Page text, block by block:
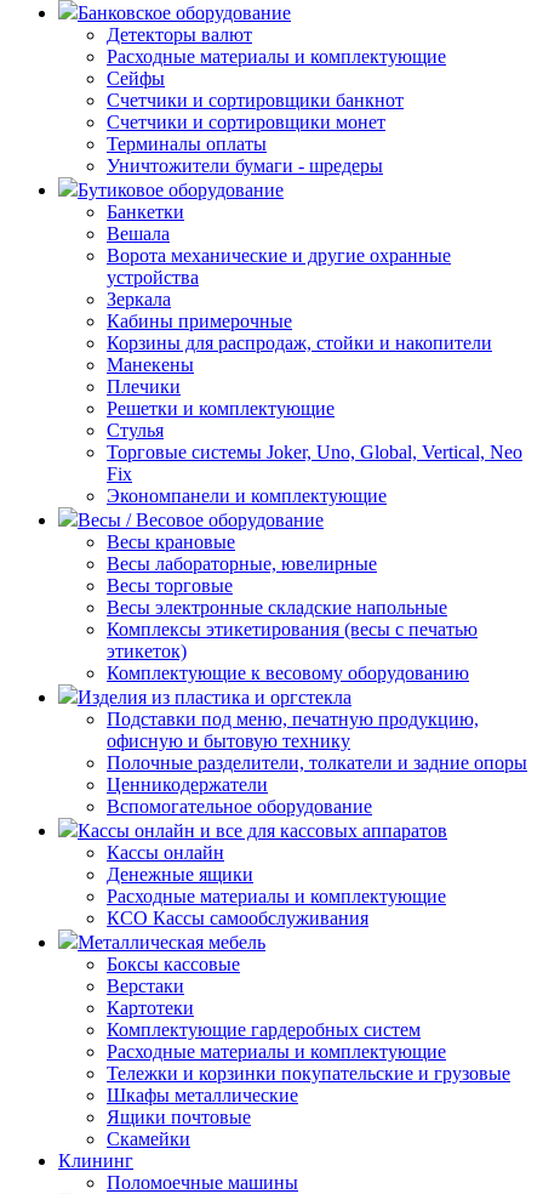
Банковское оборудование
Детекторы валют
Расходные материалы и комплектующие
Сейфы
Счетчики и сортировщики банкнот
Счетчики и сортировщики монет
Терминалы оплаты
Уничтожители бумаги - шредеры
Бутиковое оборудование
Банкетки
Вешала
Ворота механические и другие охранные
устройства
Зеркала
Кабины примерочные
Корзины для распродаж, стойки и накопители
Манекены
Плечики
Решетки и комплектующие
Стулья
Торговые системы Joker, Uno, Global, Vertical, Neo
Fix
Экономпанели и комплектующие
Весы / Весовое оборудование
Весы крановые
Весы лабораторные, ювелирные
Весы торговые
Весы электронные складские напольные
Комплексы этикетирования (весы с печатью
этикеток)
Комплектующие к весовому оборудованию
Изделия из пластика и оргстекла
Подставки под меню, печатную продукцию,
офисную и бытовую технику
Полочные разделители, толкатели и задние опоры
Ценникодержатели
Вспомогательное оборудование
Кассы онлайн и все для кассовых аппаратов
Кассы онлайн
Денежные ящики
Расходные материалы и комплектующие
КСО Кассы самообслуживания
Металлическая мебель
Боксы кассовые
Верстаки
Картотеки
Комплектующие гардеробных систем
Расходные материалы и комплектующие
Тележки и корзинки покупательские и грузовые
Шкафы металлические
Ящики почтовые
Скамейки
Клининг
Поломоечные машины